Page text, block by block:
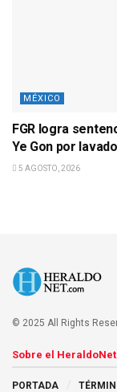
MÉXICO
FGR logra
Ye Gon por
5 AGOSTO, 2026
© 2025 All Rights
Sobre el
PORTADA